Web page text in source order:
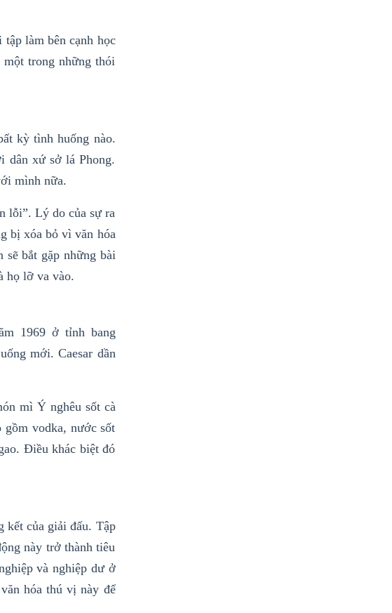
làm bên cạnh học
trong những thói
kỳ tình huống nào.
dân xứ sở lá Phong.
mình nữa.
lỗi”. Lý do của sự ra
bị xóa bỏ vì văn hóa
bắt gặp những bài
họ lỡ va vào.
1969 ở tỉnh bang
mới. Caesar dần
mì Ý nghêu sốt cà
gồm vodka, nước sốt
Điều khác biệt đó
kết của giải đấu. Tập
này trở thành tiêu
và nghiệp dư ở
hóa thú vị này để